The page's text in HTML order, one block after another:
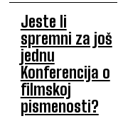
Jeste li
spremni za još
jednu
Konferencija o
filmskoj
pismenosti?